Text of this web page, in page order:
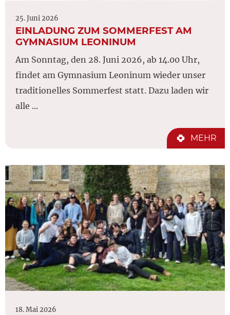
25. Juni 2026
EINLADUNG ZUM SOMMERFEST AM
GYMNASIUM LEONINUM
Am Sonntag, den 28. Juni 2026, ab 14.00 Uhr,
findet am Gymnasium Leoninum wieder unser
traditionelles Sommerfest statt. Dazu laden wir
alle ...
MEHR
18. Mai 2026